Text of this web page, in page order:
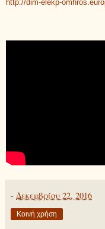
http://dim-elekp-
- Δεκεμβρίου 22, 2016
Κοινή χρήση